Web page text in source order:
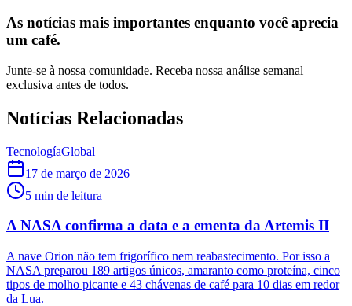
As notícias mais importantes enquanto você aprecia
um café.
Junte-se à nossa comunidade. Receba nossa análise semanal
exclusiva antes de todos.
Notícias Relacionadas
TecnologíaGlobal
17 de março de 2026
5 min de leitura
A NASA confirma a data e a ementa da Artemis II
A nave Orion não tem frigorífico nem reabastecimento. Por isso a
NASA preparou 189 artigos únicos, amaranto como proteína, cinco
tipos de molho picante e 43 chávenas de café para 10 dias em redor
da Lua.